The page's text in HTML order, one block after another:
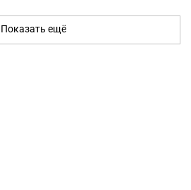
Показать ещё